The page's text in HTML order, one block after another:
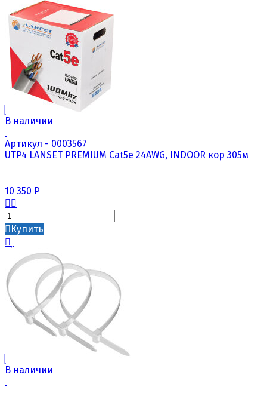
В наличии
Артикул - 0003567
UTP4 LANSET PREMIUM Cat5e 24AWG, INDOOR кор 305м
10 350 Р
Купить
В наличии